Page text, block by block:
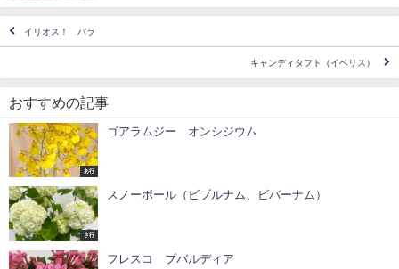
イリオス！ バラ
キャンディタフト（イベリス）
おすすめの記事
あ行
ゴアラムジー オンシジウム
さ行
スノーボール（ビブルナム、ビバーナム）
フレスコ ブバルディア